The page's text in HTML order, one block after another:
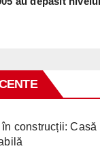
construcții: Casă